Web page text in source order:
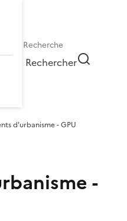
Rechercher
d'urbanisme - GPU
-